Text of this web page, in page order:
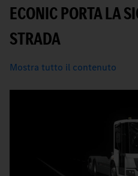
ECONIC PORTA LA
STRADA
Mostra tutto il contenuto